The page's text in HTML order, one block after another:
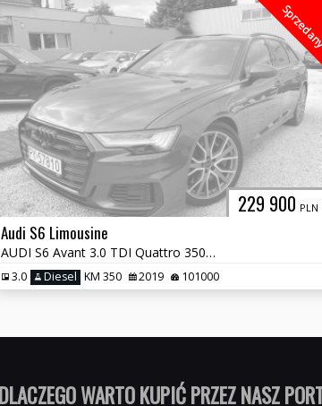
229 900 PLN
Sprzedany
Audi S6 Limousine
AUDI S6 Avant 3.0 TDI Quattro 350 KM C8
3.0 Diesel KM 350 2019 101000
DLACZEGO WARTO KUPIĆ PRZE